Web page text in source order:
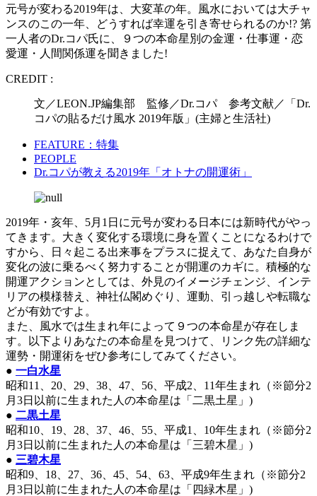
元号が変わる2019年は、大変革の年。風水においては大チャ
ンスのこの一年、どうすれば幸運を引き寄せられるのか!? 第
一人者のDr.コパ氏に、９つの本命星別の金運・仕事運・恋
愛運・人間関係運を聞きました!
CREDIT :
文／LEON.JP編集部 監修／Dr.コパ 参考文献／「Dr.
コパの貼るだけ風水 2019年版」(主婦と生活社)
FEATURE：特集
PEOPLE
Dr.コパが教える2019年「オトナの開運術」
2019年・亥年、5月1日に元号が変わる日本には新時代がやっ
てきます。大きく変化する環境に身を置くことになるわけで
すから、日々起こる出来事をプラスに捉えて、あなた自身が
変化の波に乗るべく努力することが開運のカギに。積極的な
開運アクションとしては、外見のイメージチェンジ、インテ
リアの模様替え、神社仏閣めぐり、運動、引っ越しや転職な
どが有効ですよ。
また、風水では生まれ年によって９つの本命星が存在しま
す。以下よりあなたの本命星を見つけて、リンク先の詳細な
運勢・開運術をぜひ参考にしてみてください。
● 一白水星
昭和11、20、29、38、47、56、平成2、11年生まれ（※節分2
月3日以前に生まれた人の本命星は「二黒土星」)
● 二黒土星
昭和10、19、28、37、46、55、平成1、10年生まれ（※節分2
月3日以前に生まれた人の本命星は「三碧木星」)
● 三碧木星
昭和9、18、27、36、45、54、63、平成9年生まれ（※節分2
月3日以前に生まれた人の本命星は「四緑木星」)